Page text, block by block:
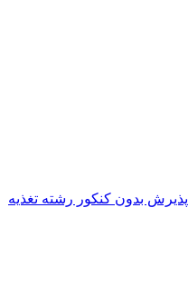
بدون کنکور رشته تغذیه